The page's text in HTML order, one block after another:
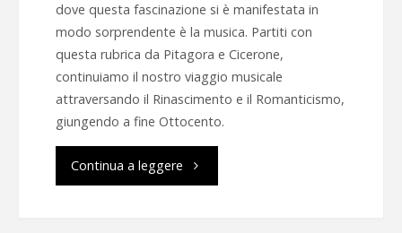
dove questa fascinazione si è manifestata in
modo sorprendente è la musica. Partiti con
questa rubrica da Pitagora e Cicerone,
continuiamo il nostro viaggio musicale
attraversando il Rinascimento e il Romanticismo,
giungendo a fine Ottocento.
Continua a leggere"L’infinito